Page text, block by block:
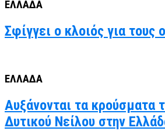
ΕΛΛΑΔΑ
Σφίγγει ο κλοιός για τους
ΕΛΛΑΔΑ
Αυξάνονται τα κρούσματα
Δυτικού Νείλου στην